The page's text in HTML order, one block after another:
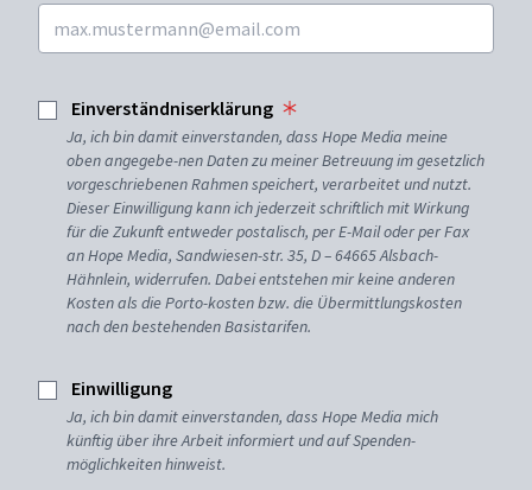
Einverständniserklärung
Ja, ich bin damit einverstanden, dass Hope Media meine
oben angegebe-nen Daten zu meiner Betreuung im gesetzlich
vorgeschriebenen Rahmen speichert, verarbeitet und nutzt.
Dieser Einwilligung kann ich jederzeit schriftlich mit Wirkung
für die Zukunft entweder postalisch, per E-Mail oder per Fax
an Hope Media, Sandwiesen-str. 35, D – 64665 Alsbach-
Hähnlein, widerrufen. Dabei entstehen mir keine anderen
Kosten als die Porto-kosten bzw. die Übermittlungskosten
nach den bestehenden Basistarifen.
Einwilligung
Ja, ich bin damit einverstanden, dass Hope Media mich
künftig über ihre Arbeit informiert und auf Spenden-
möglichkeiten hinweist.